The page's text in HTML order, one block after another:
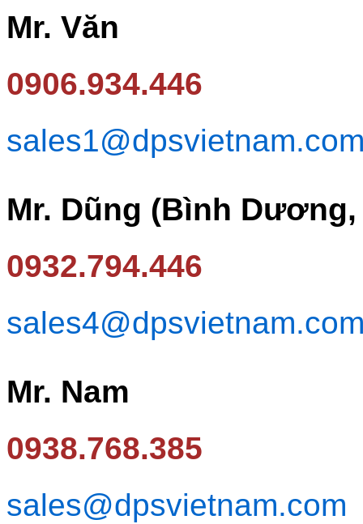
Mr. Văn
0906.934.446
Mr. Dũng (Bình
0932.794.446
Mr. Nam
0938.768.385
sales@dpsvietnam.com